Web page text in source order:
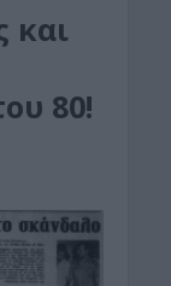
και
80!